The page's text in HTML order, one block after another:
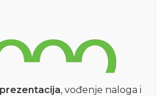
, vođenje naloga i